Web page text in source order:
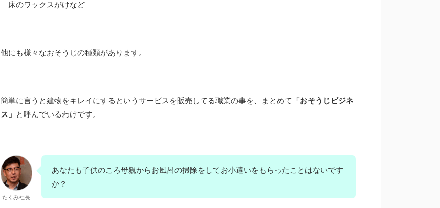
床のワックスがけなど
他にも様々なおそうじの種類があります。
簡単に言うと建物をキレイにするというサービスを販売してる職業の事を、 まとめて 「おそうじビジネ
ス」 と呼んでいるわけです。
たくみ社長
あなたも子供のころ母親からお風呂の掃除をしてお小遣いをもらったことはないです
か？